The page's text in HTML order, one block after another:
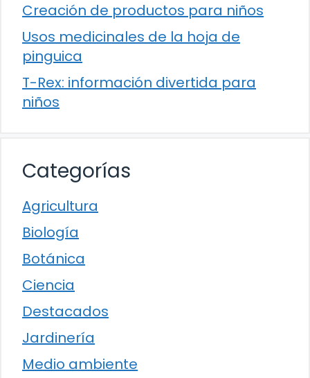
Creación de productos para niños
Usos medicinales de la hoja de
pinguica
T-Rex: información divertida para
niños
Categorías
Agricultura
Biología
Botánica
Ciencia
Destacados
Jardinería
Medio ambiente